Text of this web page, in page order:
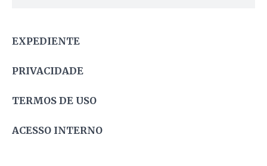
EXPEDIENTE
PRIVACIDADE
TERMOS DE USO
ACESSO INTERNO